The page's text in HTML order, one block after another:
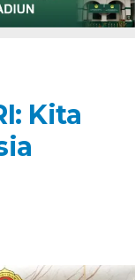
Kita